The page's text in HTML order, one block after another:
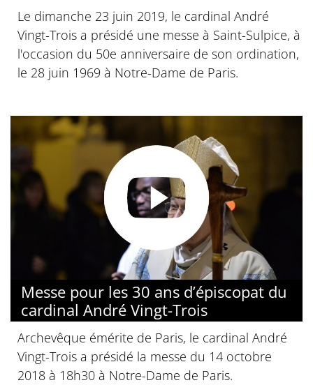
Le dimanche 23 juin 2019, le cardinal André
Vingt-Trois a présidé une messe à Saint-Sulpice, à
l'occasion du 50e anniversaire de son ordination,
le 28 juin 1969 à Notre-Dame de Paris.
Messe pour les 30 ans d’épiscopat du
cardinal André Vingt-Trois
Archevêque émérite de Paris, le cardinal André
Vingt-Trois a présidé la messe du 14 octobre
2018 à 18h30 à Notre-Dame de Paris.